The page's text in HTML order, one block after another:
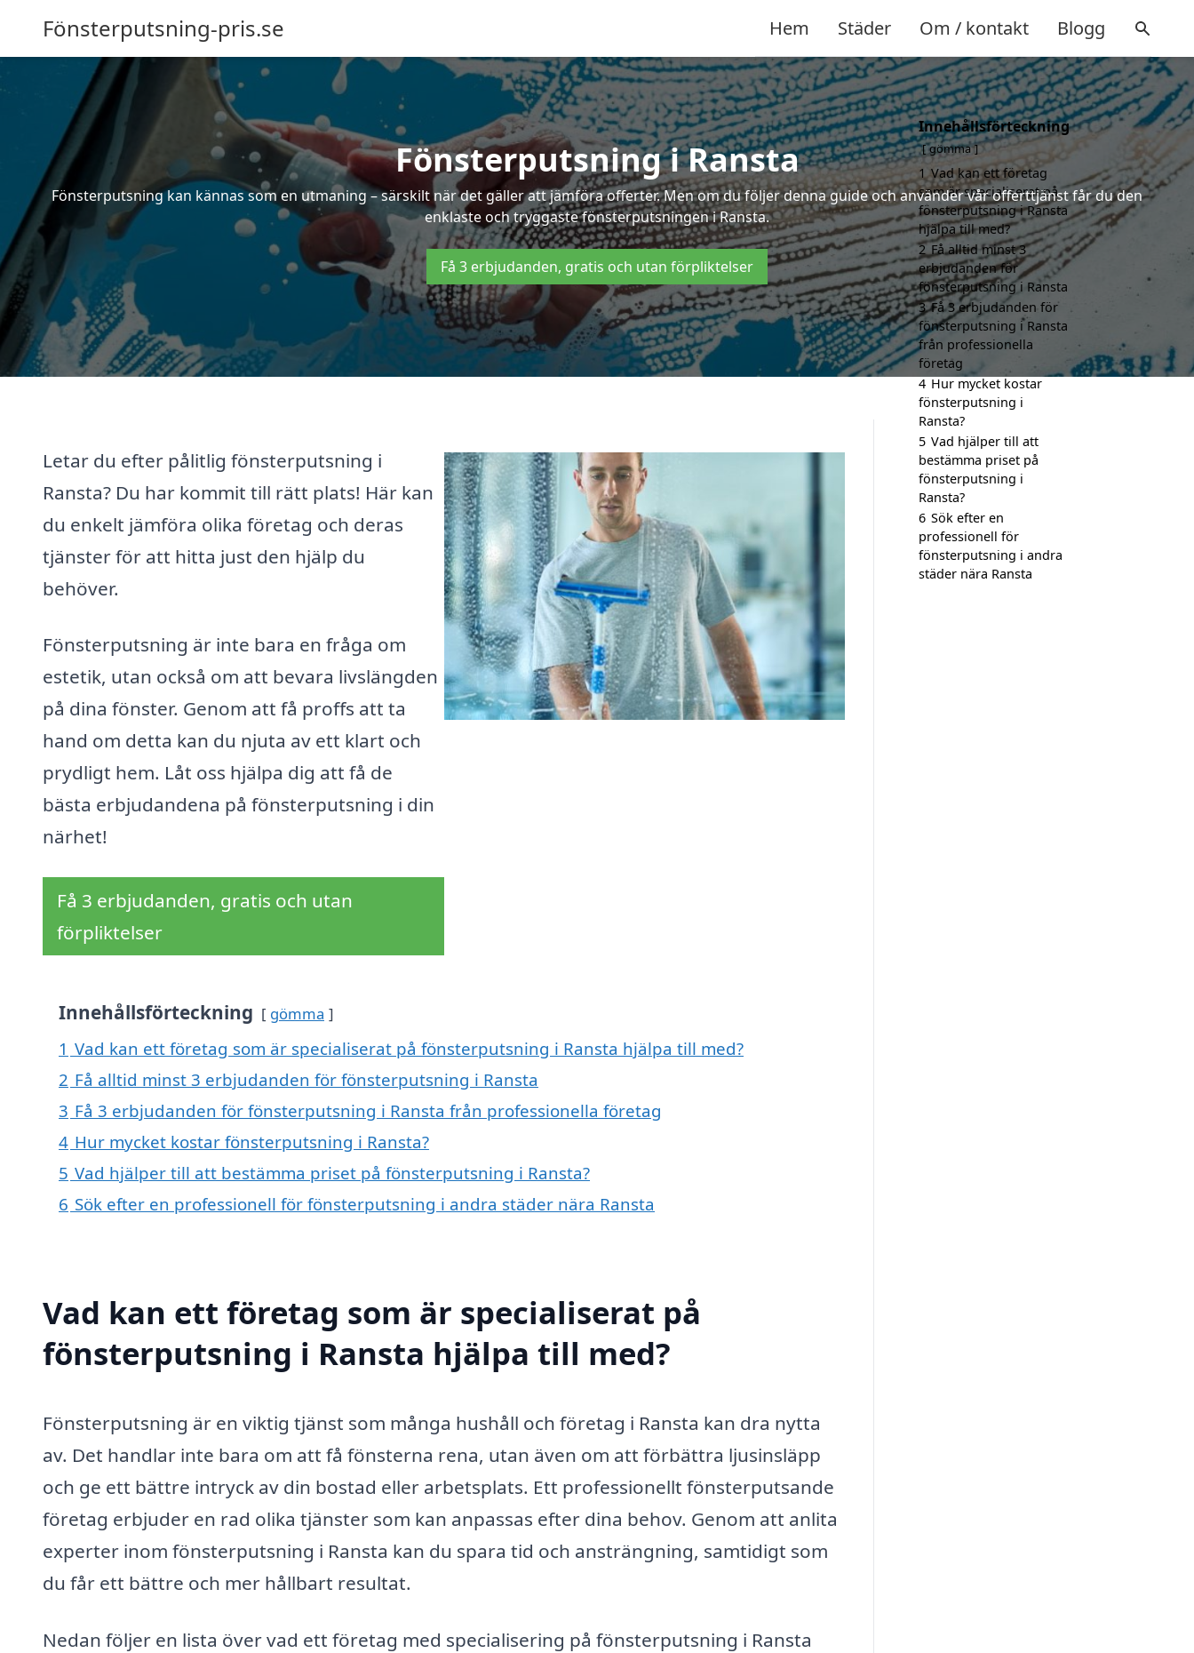
Fönsterputsning-pris.se Hem Städer Om / kontakt Blogg
Fönsterputsning i Ransta
Fönsterputsning kan kännas som en utmaning – särskilt när det gäller att jämföra offerter. Men om du följer denna guide och använder vår offerttjänst får du den
enklaste och tryggaste fönsterputsningen i Ransta.
Få 3 erbjudanden, gratis och utan förpliktelser
Letar du efter pålitlig fönsterputsning i
Ransta? Du har kommit till rätt plats! Här kan
du enkelt jämföra olika företag och deras
tjänster för att hitta just den hjälp du
behöver.
Fönsterputsning är inte bara en fråga om
estetik, utan också om att bevara livslängden
på dina fönster. Genom att få proffs att ta
hand om detta kan du njuta av ett klart och
prydligt hem. Låt oss hjälpa dig att få de
bästa erbjudandena på fönsterputsning i din
närhet!
Få 3 erbjudanden, gratis och utan
förpliktelser
Innehållsförteckning gömma
1 Vad kan ett företag som är specialiserat på fönsterputsning i Ransta hjälpa till med?
2 Få alltid minst 3 erbjudanden för fönsterputsning i Ransta
3 Få 3 erbjudanden för fönsterputsning i Ransta från professionella företag
4 Hur mycket kostar fönsterputsning i Ransta?
5 Vad hjälper till att bestämma priset på fönsterputsning i Ransta?
6 Sök efter en professionell för fönsterputsning i andra städer nära Ransta
Vad kan ett företag som är specialiserat på
fönsterputsning i Ransta hjälpa till med?
Fönsterputsning är en viktig tjänst som många hushåll och företag i Ransta kan dra nytta
av. Det handlar inte bara om att få fönsterna rena, utan även om att förbättra ljusinsläpp
och ge ett bättre intryck av din bostad eller arbetsplats. Ett professionellt fönsterputsande
företag erbjuder en rad olika tjänster som kan anpassas efter dina behov. Genom att anlita
experter inom fönsterputsning i Ransta kan du spara tid och ansträngning, samtidigt som
du får ett bättre och mer hållbart resultat.
Nedan följer en lista över vad ett företag med specialisering på fönsterputsning i Ransta
Innehållsförteckning
gömma
1 Vad kan ett företag
som är specialiserat på
fönsterputsning i Ransta
hjälpa till med?
2 Få alltid minst 3
erbjudanden för
fönsterputsning i Ransta
3 Få 3 erbjudanden för
fönsterputsning i Ransta
från professionella
företag
4 Hur mycket kostar
fönsterputsning i
Ransta?
5 Vad hjälper till att
bestämma priset på
fönsterputsning i
Ransta?
6 Sök efter en
professionell för
fönsterputsning i andra
städer nära Ransta